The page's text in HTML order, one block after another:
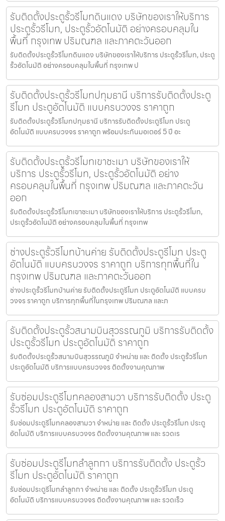
รับติดตั้งประตูรั้วรีโมทดินแดง บริษัทของเราให้บริการ
ประตูรั้วรีโมท, ประตูรั้วอัตโนมัติ อย่างครอบคลุมใน
พื้นที่ กรุงเทพ ปริมณฑล และภาคตะวันออก
รับติดตั้งประตูรั้วรีโมทดินแดง บริษัทของเราให้บริการ ประตูรั้วรีโมท, ประตู
รั้วอัตโนมัติ อย่างครอบคลุมในพื้นที่ กรุงเทพ ป
รับติดตั้งประตูรั้วรีโมทปทุมธานี บริการรับติดตั้งประตู
รีโมท ประตูอัตโนมัติ แบบครบวงจร ราคาถูก
รับติดตั้งประตูรั้วรีโมทปทุมธานี บริการรับติดตั้งประตูรีโมท ประตู
อัตโนมัติ แบบครบวงจร ราคาถูก พร้อมประกันมอเตอร์ 5 ปี อะ
รับติดตั้งประตูรั้วรีโมทเขาชะเมา บริษัทของเราให้
บริการ ประตูรั้วรีโมท, ประตูรั้วอัตโนมัติ อย่าง
ครอบคลุมในพื้นที่ กรุงเทพ ปริมณฑล และภาคตะวัน
ออก
รับติดตั้งประตูรั้วรีโมทเขาชะเมา บริษัทของเราให้บริการ ประตูรั้วรีโมท,
ประตูรั้วอัตโนมัติ อย่างครอบคลุมในพื้นที่ กรุงเทพ
ช่างประตูรั้วรีโมทบ้านค่าย รับติดตั้งประตูรีโมท ประตู
อัตโนมัติ แบบครบวงจร ราคาถูก บริการทุกพื้นที่ใน
กรุงเทพ ปริมณฑล และภาคตะวันออก
ช่างประตูรั้วรีโมทบ้านค่าย รับติดตั้งประตูรีโมท ประตูอัตโนมัติ แบบครบ
วงจร ราคาถูก บริการทุกพื้นที่ในกรุงเทพ ปริมณฑล และภ
รับติดตั้งประตูรั้วสนามบินสุวรรณภูมิ บริการรับติดตั้ง
ประตูรั้วรีโมท ประตูอัตโนมัติ ราคาถูก
รับติดตั้งประตูรั้วสนามบินสุวรรณภูมิ จำหน่าย และ ติดตั้ง ประตูรั้วรีโมท
ประตูอัตโนมัติ บริการแบบครบวงจร ติดตั้งงานคุณภาพ
รับซ่อมประตูรีโมทคลองสามวา บริการรับติดตั้ง ประตู
รั้วรีโมท ประตูอัตโนมัติ ราคาถูก
รับซ่อมประตูรีโมทคลองสามวา จำหน่าย และ ติดตั้ง ประตูรั้วรีโมท ประตู
อัตโนมัติ บริการแบบครบวงจร ติดตั้งงานคุณภาพ และ รวดเร
รับซ่อมประตูรีโมทลำลูกกา บริการรับติดตั้ง ประตูรั้ว
รีโมท ประตูอัตโนมัติ ราคาถูก
รับซ่อมประตูรีโมทลำลูกกา จำหน่าย และ ติดตั้ง ประตูรั้วรีโมท ประตู
อัตโนมัติ บริการแบบครบวงจร ติดตั้งงานคุณภาพ และ รวดเร็ว